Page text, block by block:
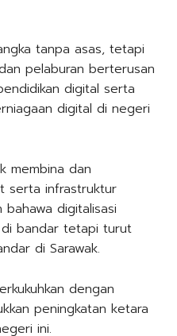
tanpa asas, tetapi
pelaburan berterusan
digital serta
digital di negeri
membina dan
serta infrastruktur
bahawa digitalisasi
bandar tetapi turut
di Sarawak.
dengan
peningkatan ketara
ini.